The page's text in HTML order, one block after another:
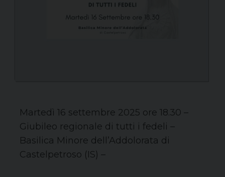
Martedì 16 settembre 2025 ore 18.30 –
Giubileo regionale di tutti i fedeli –
Basilica Minore dell’Addolorata di
Castelpetroso (IS) –